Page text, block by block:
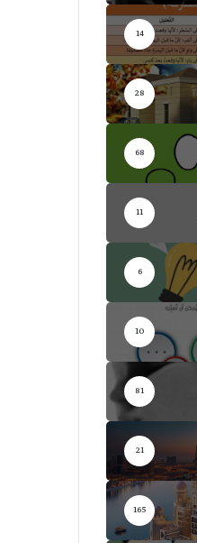
14
28
68
11
6
10
81
21
165